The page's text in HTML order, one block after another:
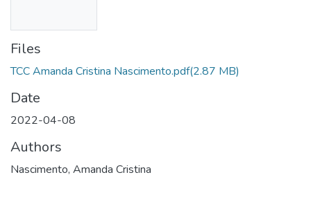
Files
TCC Amanda Cristina Nascimento.pdf(2.87 MB)
Date
2022-04-08
Authors
Nascimento, Amanda Cristina